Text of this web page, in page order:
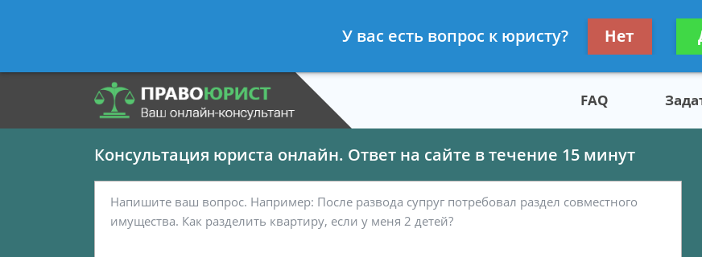
- Юрист по гражданскому праву
Получите
FAQ
Консультация юриста онлайн. Ответ на сайте в течение 15 минут
У вас есть вопрос к юристу? Нет